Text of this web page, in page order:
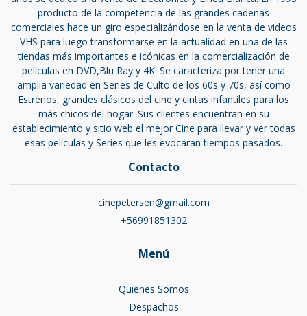
producto de la competencia de las grandes cadenas
comerciales hace un giro especializándose en la venta de videos
VHS para luego transformarse en la actualidad en una de las
tiendas más importantes e icónicas en la comercialización de
películas en DVD,Blu Ray y 4K. Se caracteriza por tener una
amplia variedad en Series de Culto de los 60s y 70s, así como
Estrenos, grandes clásicos del cine y cintas infantiles para los
más chicos del hogar. Sus clientes encuentran en su
establecimiento y sitio web el mejor Cine para llevar y ver todas
esas películas y Series que les evocaran tiempos pasados.
Contacto
cinepetersen@gmail.com
+56991851302
Menú
Quienes Somos
Despachos